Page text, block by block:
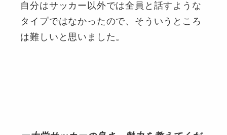
自分はサッカー以外では全員と話すような
タイプではなかったので、そういうところ
は難しいと思いました。